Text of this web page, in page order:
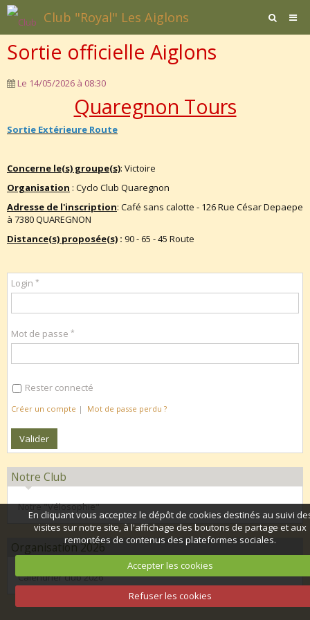
Club "Royal" Les Aiglons
Page d'accueil
Agenda
Contact / Formulaires
Affiliation
Sortie officielle Aiglons
Le 14/05/2026 à 08:30
Quaregnon Tours
Sortie Extérieure Route
Concerne le(s) groupe(s): Victoire
Organisation : Cyclo Club Quaregnon
Adresse de l'inscription: Café sans calotte - 126 Rue César Depaepe
à 7380 QUAREGNON
Distance(s) proposée(s) : 90 - 65 - 45 Route
Login
Mot de passe
Rester connecté
Créer un compte | Mot de passe perdu ?
Notre Club
Notre "Vélosophie"
Organisation 2026
Calendrier club 2026
En cliquant vous acceptez le dépôt de cookies destinés au suivi
visites sur notre site, à l'affichage des boutons de partage et aux
remontées de contenus des plateformes sociales.
Accepter les cookies
Refuser les cookies